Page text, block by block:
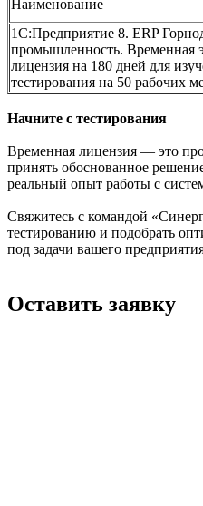
Наименование
1С:Предприятие 8. ERP
промышленность. Временная
лицензия на 180 дней для
тестирования на 50 рабочих
Начните с тестирования
Временная лицензия — это
принять обоснованное
реальный опыт работы с
Свяжитесь с командой
тестированию и подобрать
под задачи вашего
Оставить заявку